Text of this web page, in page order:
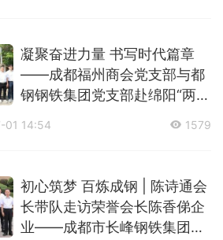
凝聚奋进力量 书写时代篇章
——成都福州商会党支部与都
钢钢铁集团党支部赴绵阳“两弹
01 14:54 1579
初心筑梦 百炼成钢 | 陈诗通会
长带队走访荣誉会长陈香俤企
业——成都市长峰钢铁集团有